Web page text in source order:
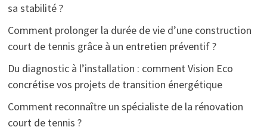
sa stabilité ?
Comment prolonger la durée de vie d’une construction
court de tennis grâce à un entretien préventif ?
Du diagnostic à l’installation : comment Vision Eco
concrétise vos projets de transition énergétique
Comment reconnaître un spécialiste de la rénovation
court de tennis ?